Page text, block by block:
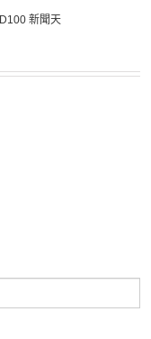
D100 新聞天